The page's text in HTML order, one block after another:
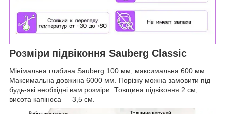
Розміри підвіконня Sauberg Classic
Мінімальна глибина Sauberg 100 мм, максимальна 600 мм.
Максимальна довжина 6000 мм. Порізку можна замовити під
будь-які необхідні вам розміри. Товщина підвіконня 2 см,
висота капіноса — 3,5 см.